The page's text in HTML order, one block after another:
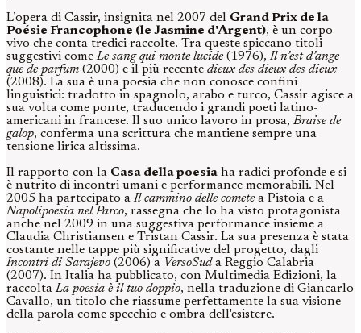
L’opera di Cassir, insignita nel 2007 del Grand Prix de la
Poésie Francophone (le Jasmine d'Argent), è un corpo
vivo che conta tredici raccolte. Tra queste spiccano titoli
suggestivi come Le sang qui monte lucide(1976), Il n’est d’ange
que de parfum (2000) e il più recente dieux des dieux des dieux
(2008). La sua è una poesia che non conosce confini
linguistici: tradotto in spagnolo, arabo e turco, Cassir agisce a
sua volta come ponte, traducendo i grandi poeti latino-
americani in francese. Il suo unico lavoro in prosa,Braise de
galop, conferma una scrittura che mantiene sempre una
tensione lirica altissima.
Il rapporto con la Casa della poesia ha radici profonde e si
è nutrito di incontri umani e performance memorabili. Nel
2005 ha partecipato a Il cammino delle cometea Pistoia e a
Napolipoesia nel Parco, rassegna che lo ha visto protagonista
anche nel 2009 in una suggestiva performance insieme a
Claudia Christiansen e Tristan Cassir. La sua presenza è stata
costante nelle tappe più significative del progetto, dagli
Incontri di Sarajevo (2006) a VersoSuda Reggio Calabria
(2007). In Italia ha pubblicato, con Multimedia Edizioni, la
raccolta La poesia è il tuo doppio, nella traduzione di Giancarlo
Cavallo, un titolo che riassume perfettamente la sua visione
della parola come specchio e ombra dell'esistere.